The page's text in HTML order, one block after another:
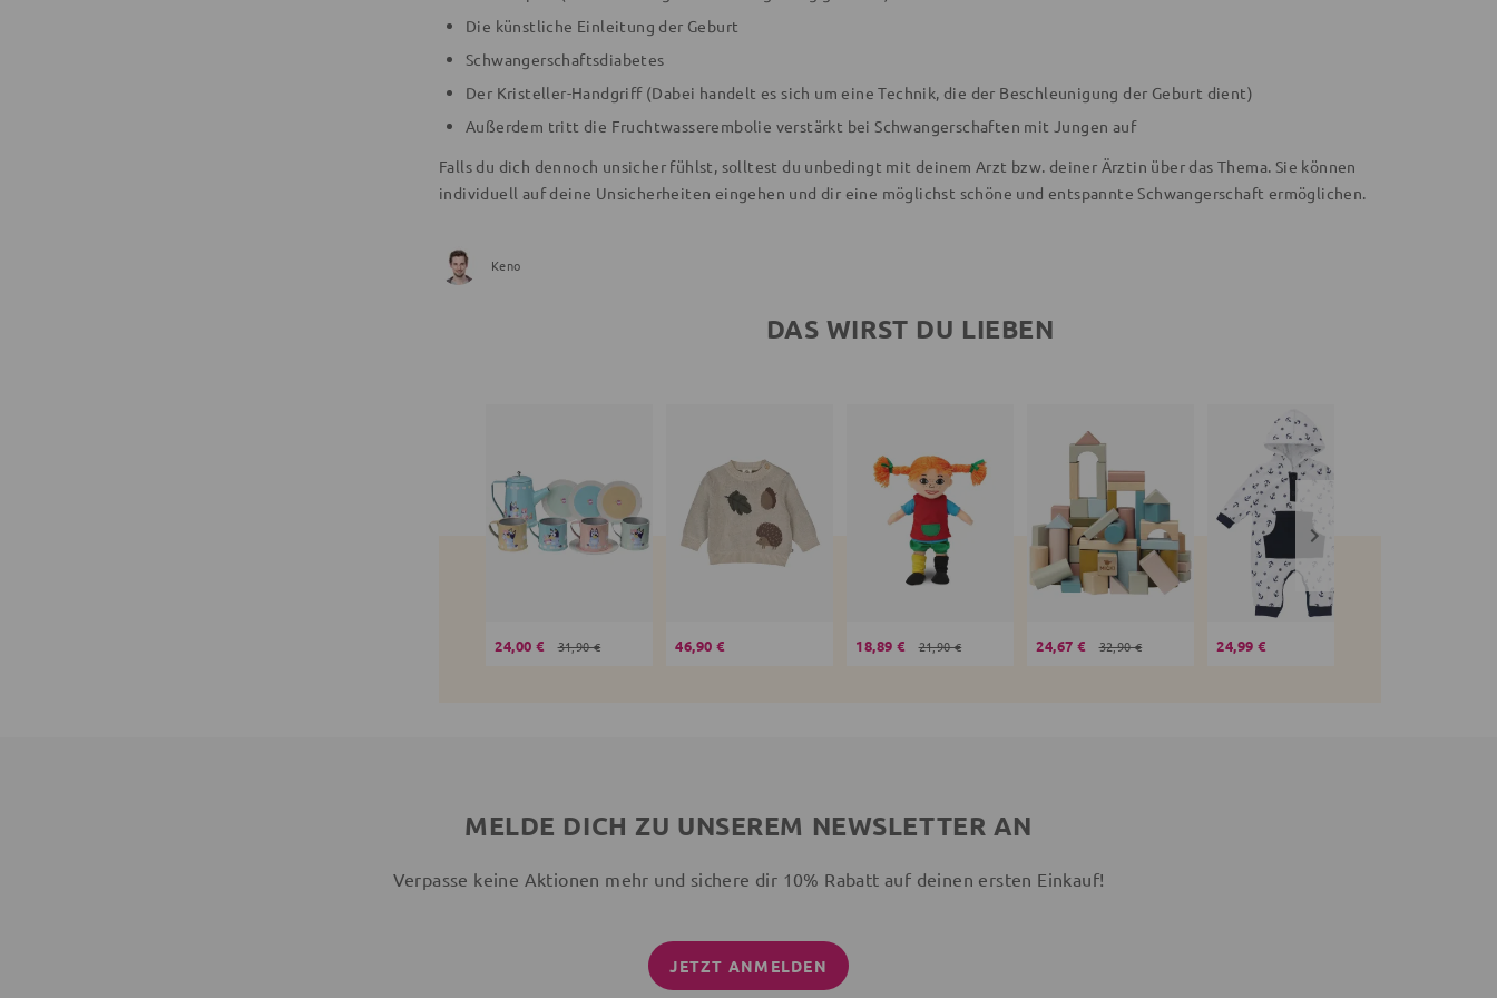
Die künstliche Einleitung der Geburt
Schwangerschaftsdiabetes
Der Kristeller-Handgriff (Dabei handelt es sich um eine Technik, die der Beschleunigung der Geburt dient)
Außerdem tritt die Fruchtwasserembolie verstärkt bei Schwangerschaften mit Jungen auf
Falls du dich dennoch unsicher fühlst, solltest du unbedingt mit deinem Arzt bzw. deiner Ärztin über das Thema. Sie können
individuell auf deine Unsicherheiten eingehen und dir eine möglichst schöne und entspannte Schwangerschaft ermöglichen.
Keno
DAS WIRST DU LIEBEN
24,00 € 31,90 € 46,90 € 18,89 € 21,90 € 24,67 € 32,90 € 24,99 €
MELDE DICH ZU UNSEREM NEWSLETTER AN
Verpasse keine Aktionen mehr und sichere dir 10% Rabatt auf deinen ersten Einkauf!
JETZT ANMELDEN